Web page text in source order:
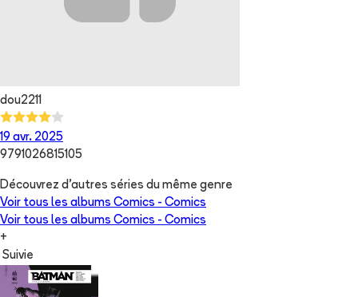
dou2211
19 avr. 2025
9791026815105
Découvrez d'autres séries du même genre
Voir tous les albums Comics - Comics
Voir tous les albums Comics - Comics
+
Suivie